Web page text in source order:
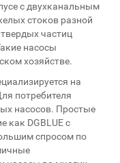
с двухканальным
стоков разной
частиц
насосы
хозяйстве.
на
потребителя
насосов. Простые
как DGBLUE с
спросом по